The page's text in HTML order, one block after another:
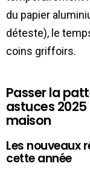
du papier
déteste), le
coins griffoirs.
Passer la
astuces
maison
Les nouveaux
cette année